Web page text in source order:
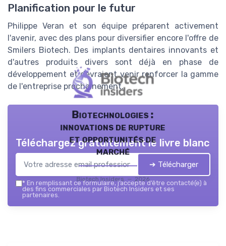
Planification pour le futur
Philippe Veran et son équipe préparent activement
l'avenir, avec des plans pour diversifier encore l'offre de
Smilers Biotech. Des implants dentaires innovants et
d'autres produits divers sont déjà en phase de
développement et devraient venir renforcer la gamme
de l'entreprise prochainement.
Biotechnologies :
innovations de rupture
et opportunités de
marché
Biotech Insiders — 2026
Téléchargez gratuitement le livre blanc
➔ Télécharger
* En remplissant ce formulaire, j’accepte d’être contacté(e) à
des fins commerciales par Biotech Insiders et ses
partenaires.